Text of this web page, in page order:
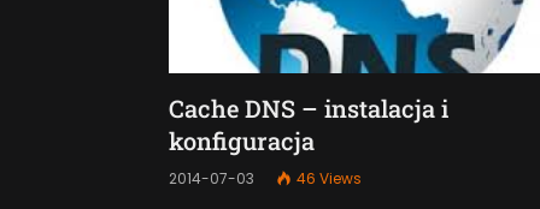
Cache DNS – instalacja i
konfiguracja
2014-07-03 46 Views